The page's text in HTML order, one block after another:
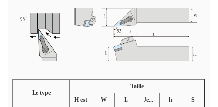
Le type
Taille
H est
W L Je... h
S